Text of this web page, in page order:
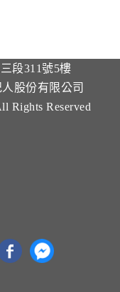
段311號5樓
股份有限公司
Rights Reserved